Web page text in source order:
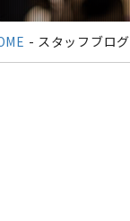
- スタッフブログ